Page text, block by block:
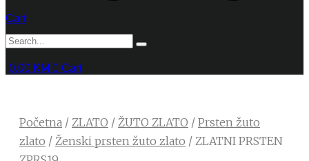
Cart
0,00 KM 0 Cart
Početna / ZLATO / ŽUTO ZLATO / Prsten žuto
zlato / Ženski prsten žuto zlato / ZLATNI PRSTEN